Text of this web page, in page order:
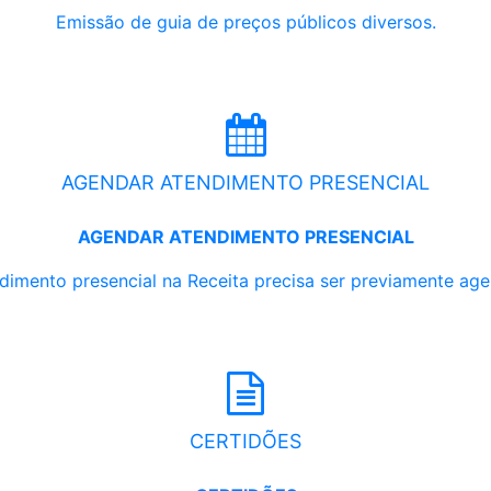
Emissão de guia de preços públicos diversos.
AGENDAR ATENDIMENTO PRESENCIAL
AGENDAR ATENDIMENTO PRESENCIAL
presencial na Receita precisa ser previamente
CERTIDÕES